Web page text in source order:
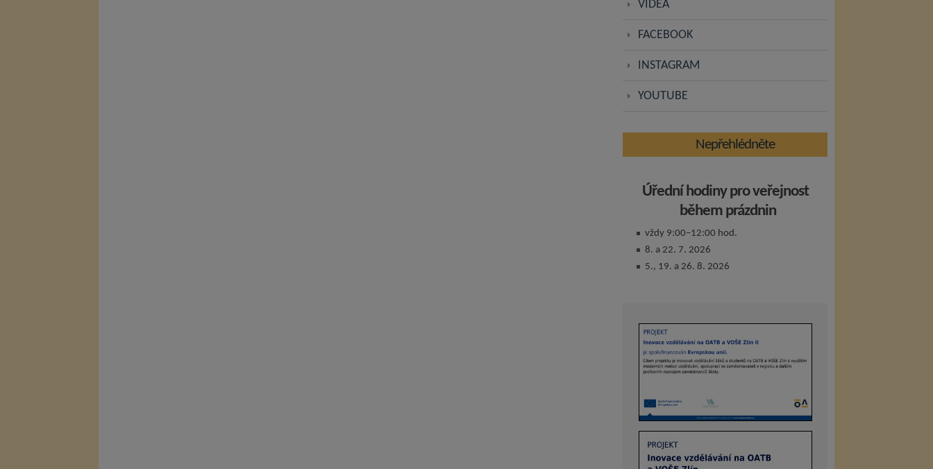
VIDEA
FACEBOOK
INSTAGRAM
YOUTUBE
Nepřehlédněte
Úřední hodiny pro veřejnost
během prázdnin
vždy 9:00–12:00 hod.
8. a 22. 7. 2026
5., 19. a 26. 8. 2026